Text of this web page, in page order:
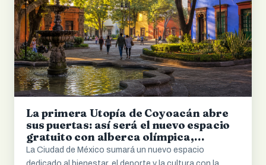
La primera Utopía de Coyoacán abre
sus puertas: así será el nuevo espacio
gratuito con alberca olímpica,
servicios médicos y cultura
La Ciudad de México sumará un nuevo espacio